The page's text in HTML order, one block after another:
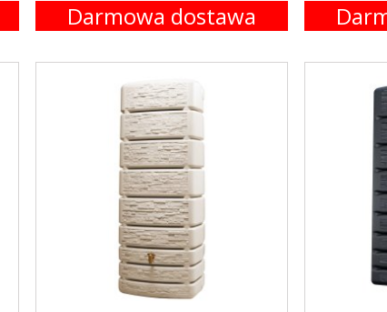
Darmowa dostawa